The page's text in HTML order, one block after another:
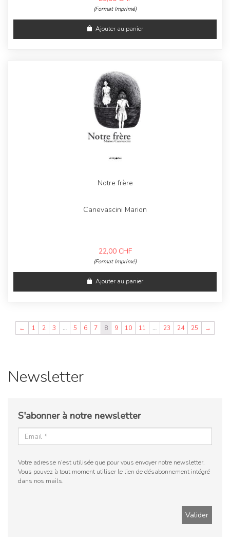
(Format Imprimé)
Ajouter au panier
Notre frère
Canevascini Marion
22,00 CHF
(Format Imprimé)
Ajouter au panier
← 1 2 3 … 5 6 7 8 9 10 11 … 23 24 25 →
Newsletter
S'abonner à notre newsletter
Votre adresse n'est utilisée que pour vous envoyer notre newsletter.
Vous pouvez à tout moment utiliser le lien de désabonnement intégré
dans nos mails.